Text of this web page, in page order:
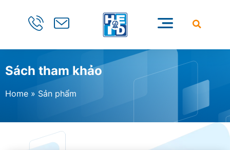
Sách tham khảo
Home » Sản phẩm